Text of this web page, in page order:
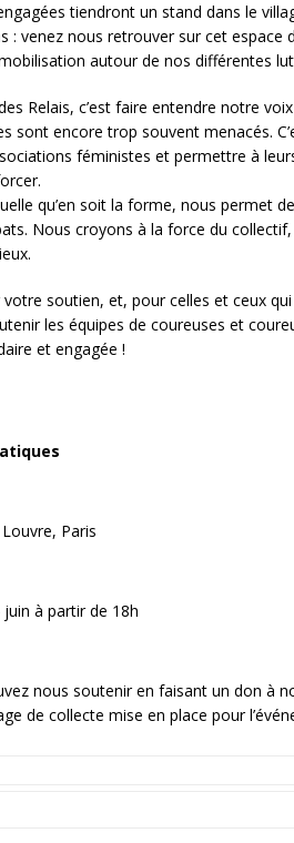
tiendront un stand dans le
: venez nous retrouver sur cet espace
autour de nos différentes
Relais, c’est faire entendre notre
sont encore trop souvent menacés.
féministes et permettre à
qu’en soit la forme, nous permet
Nous croyons à la force du
soutien, et, pour celles et ceux
les équipes de coureuses et
et engagée !
Paris
à partir de 18h
nous soutenir en faisant un don à
de collecte mise en place pour